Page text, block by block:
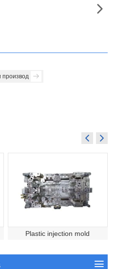
Plastic injection mold